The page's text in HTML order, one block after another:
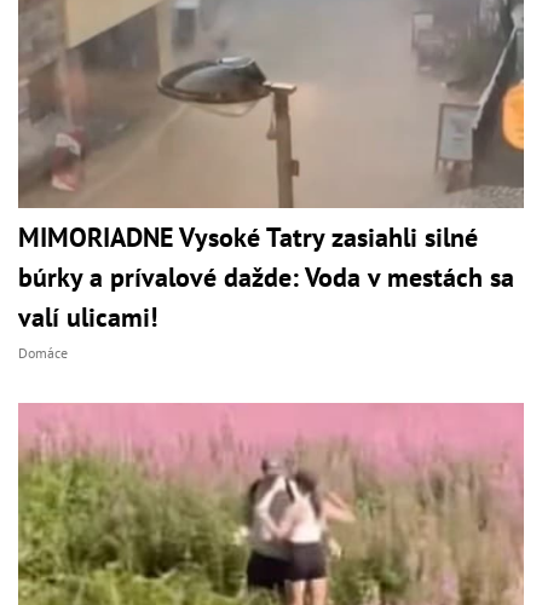
MIMORIADNE Vysoké Tatry zasiahli silné
búrky a prívalové dažde: Voda v mestách sa
valí ulicami!
Domáce